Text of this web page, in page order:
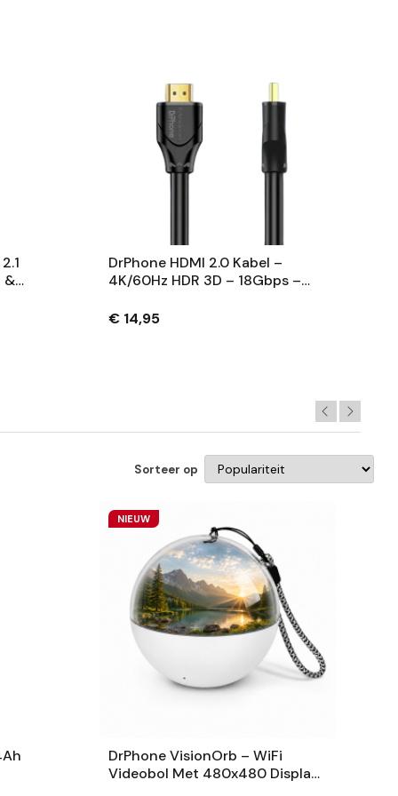
&
5M
DrPhone HDMI 2.0 Kabel –
4K/60Hz HDR 3D – 18Gbps –
Connectoren – Ondersteuning
€ 14,95
Sorteer op
NIEUW
DrPhone VisionOrb – WiFi
Videobol Met 480x480 Display